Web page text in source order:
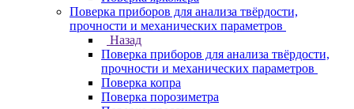
Поверка приборов для анализа твёрдости,
прочности и механических параметров
Назад
Поверка приборов для анализа твёрдости,
прочности и механических параметров
Поверка копра
Поверка порозиметра